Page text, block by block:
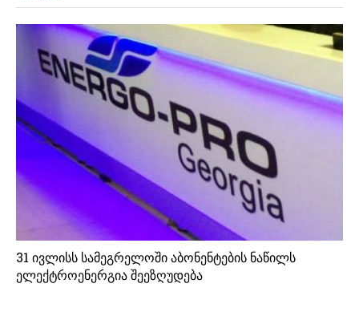
31 ივლისს სამეგრელოში აბონენტების ნაწილს
ელექტროენერგია შეეზღუდება